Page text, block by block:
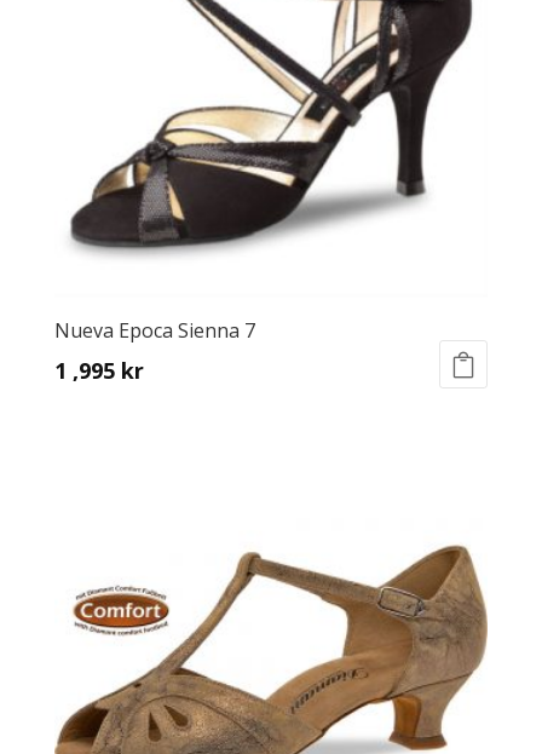
Nueva Epoca Sienna 7
1 ,995 kr
may
the
product